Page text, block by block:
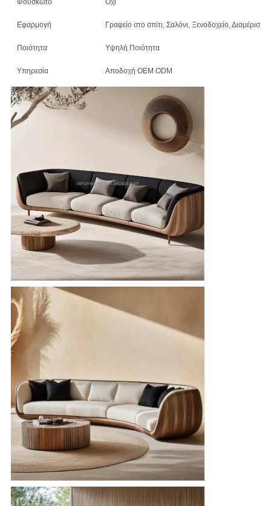
Εφαρμογή Γραφείο στο σπίτι, Σαλόνι, Ξενοδοχείο,
Ποιότητα Υψηλή Ποιότητα
Υπηρεσία Αποδοχή OEM ODM